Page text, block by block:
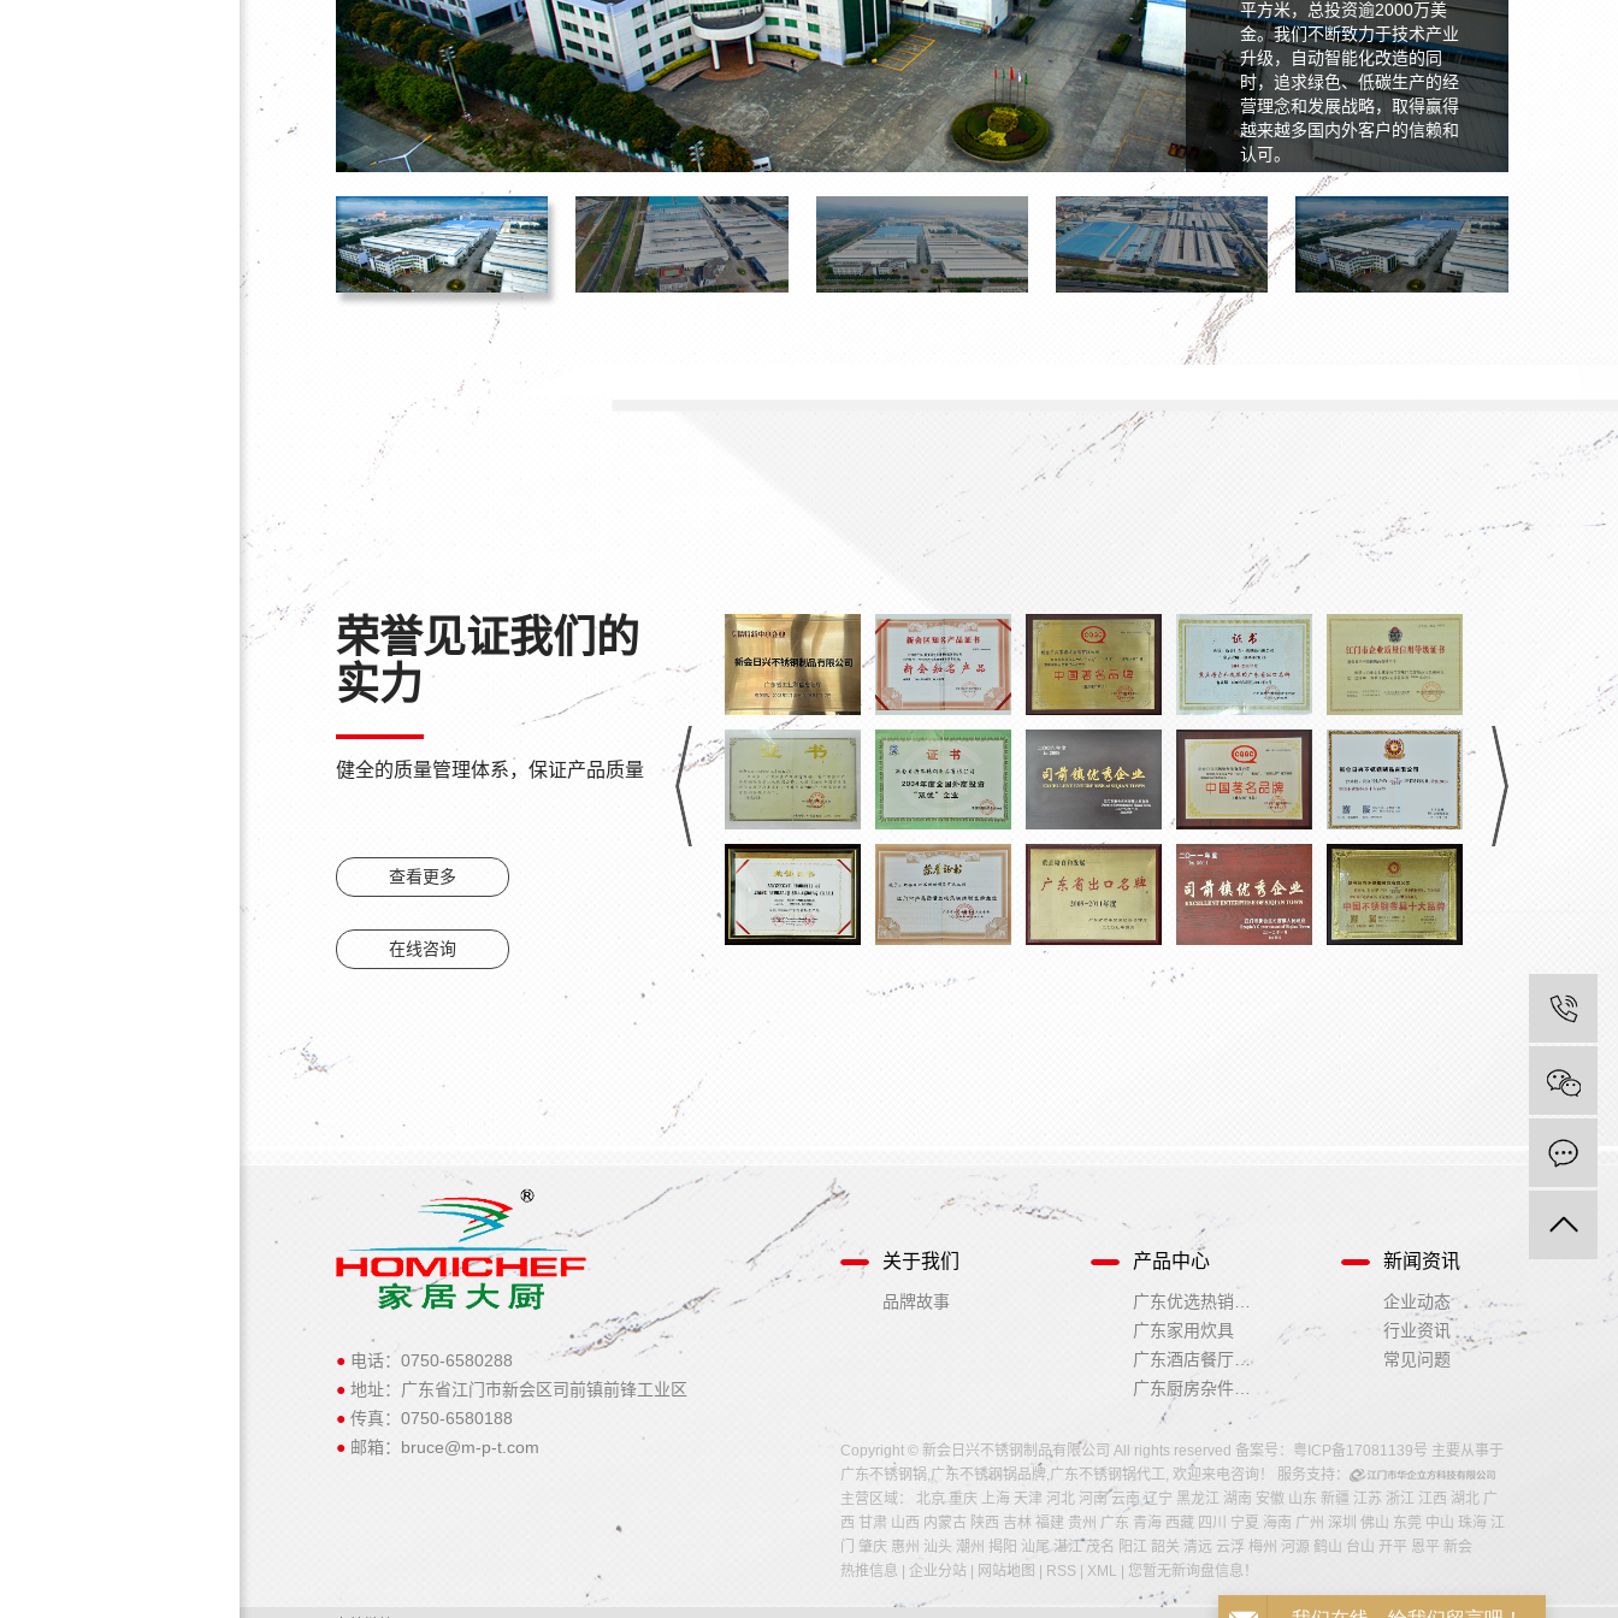
平方米，总投资逾2000万美
金。我们不断致力于技术产业
升级，自动智能化改造的同
时，追求绿色、低碳生产的经
营理念和发展战略，取得赢得
越来越多国内外客户的信赖和
认可。
荣誉见证我们的
实力
健全的质量管理体系，保证产品质量
查看更多
在线咨询
●电话：0750-6580288
●地址：广东省江门市新会区司前镇前锋工业区
●传真：0750-6580188
●邮箱：bruce@m-p-t.com
关于我们
品牌故事
产品中心
广东家用炊具
广东酒店餐厅用品
广东厨房杂件用品
新闻资讯
企业动态
行业资讯
常见问题
Copyright © 新会日兴不锈钢制品有限公司 All rights reserved 备案号： 粤ICP备17081139号 主要从事于
广东不锈钢锅,广东不锈钢锅品牌,广东不锈钢锅代工, 欢迎来电咨询！
服务支持：
主营区域： 北京 重庆 上海 天津 河北 河南 云南 辽宁 黑龙江 湖南 安徽 山东 新疆 江苏 浙江 江西 湖北 广
西 甘肃 山西 内蒙古 陕西 吉林 福建 贵州 广东 青海 西藏 四川 宁夏 海南 广州 深圳 佛山 东莞 中山 珠海 江
门
肇庆 惠州 汕头 潮州 揭阳 汕尾 湛江 茂名 阳江 韶关 清远 云浮 梅州 河源 鹤山 台山 开平 恩平 新会
热推信息 | 企业分站| 网站地图 | RSS | XML | 您暂无新询盘信息！